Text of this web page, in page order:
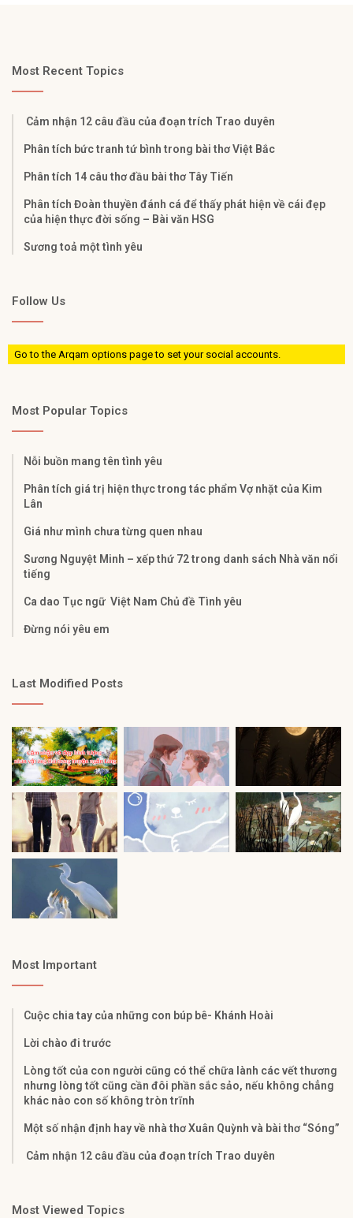
Most Recent Topics
Cảm nhận 12 câu đầu của đoạn trích Trao duyên
Phân tích bức tranh tứ bình trong bài thơ Việt Bắc
Phân tích 14 câu thơ đầu bài thơ Tây Tiến
Phân tích Đoàn thuyền đánh cá để thấy phát hiện về cái đẹp
của hiện thực đời sống – Bài văn HSG
Sương toả một tình yêu
Follow Us
Go to the Arqam options page to set your social accounts.
Most Popular Topics
Nỗi buồn mang tên tình yêu
Phân tích giá trị hiện thực trong tác phẩm Vợ nhặt của Kim
Lân
Giá như mình chưa từng quen nhau
Sương Nguyệt Minh – xếp thứ 72 trong danh sách Nhà văn nổi
tiếng
Ca dao Tục ngữ Việt Nam Chủ đề Tình yêu
Đừng nói yêu em
Last Modified Posts
Most Important
Cuộc chia tay của những con búp bê- Khánh Hoài
Lời chào đi trước
Lòng tốt của con người cũng có thể chữa lành các vết thương
nhưng lòng tốt cũng cần đôi phần sắc sảo, nếu không chẳng
khác nào con số không tròn trĩnh
Một số nhận định hay về nhà thơ Xuân Quỳnh và bài thơ “Sóng”
Cảm nhận 12 câu đầu của đoạn trích Trao duyên
Most Viewed Topics